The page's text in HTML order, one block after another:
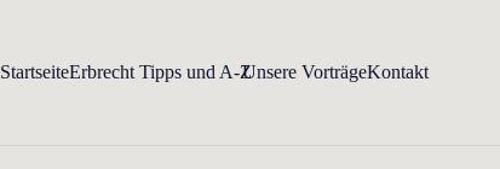
StartseiteErbrecht Tipps und A-ZUnsere VorträgeKontakt